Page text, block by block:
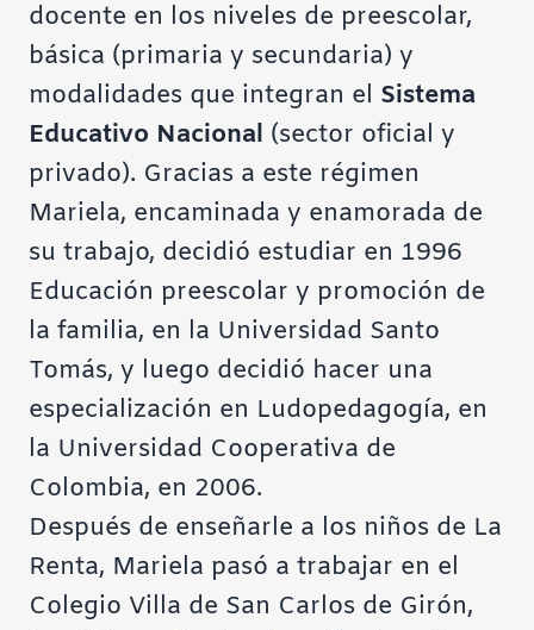
docente en los niveles de preescolar,
básica (primaria y secundaria) y
modalidades que integran el Sistema
Educativo Nacional (sector oficial y
privado). Gracias a este régimen
Mariela, encaminada y enamorada de
su trabajo, decidió estudiar en 1996
Educación preescolar y promoción de
la familia, en la Universidad Santo
Tomás, y luego decidió hacer una
especialización en Ludopedagogía, en
la Universidad Cooperativa de
Colombia, en 2006.
Después de enseñarle a los niños de La
Renta, Mariela pasó a trabajar en el
Colegio Villa de San Carlos de Girón,